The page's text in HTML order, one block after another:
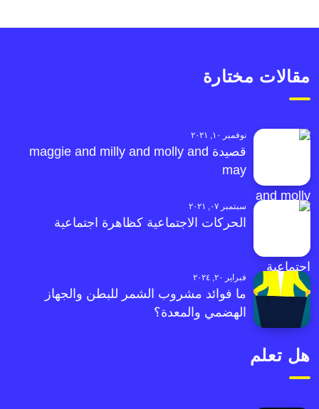
مقالات مختارة
نوفمبر ١٠, ٢٠٢١
قصيدة maggie and milly and molly and
may
سبتمبر ٠٧, ٢٠٢١
الحركات الاجتماعية كظاهرة اجتماعية
فبراير ٢٠, ٢٠٢٤
ما فوائد مشروب الشمر للبطن والجهاز
الهضمي والمعدة؟
هل تعلم